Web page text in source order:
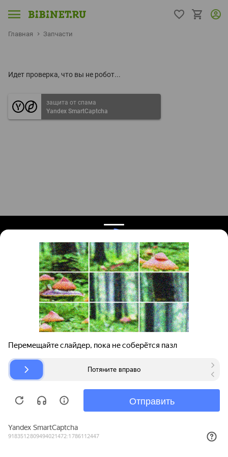
Главная Запчасти
Идет проверка, что вы не робот...
защита от спама
Yandex SmartCaptcha
Поиск запчастей
Для автокомпаний
Авторазборки
О проекте
Помощь
Карта сайта
© bibinet.ru - система поиска запчастей,
Copyright 2010-2026 Все права защищены